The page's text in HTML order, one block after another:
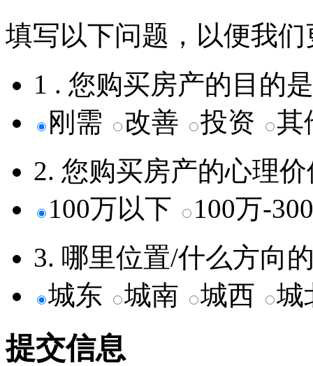
填写以下问题，以便我
1 . 您购买房产的目的
刚需
改善 投资
其
2. 您购买房产的心理
100万以下
100万-
3. 哪里位置/什么方向
城东
城南 城西
提交信息